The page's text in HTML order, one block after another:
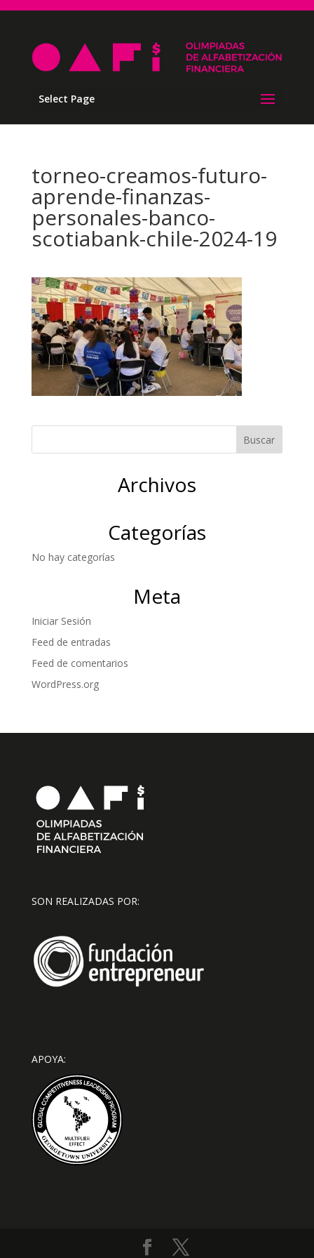
Select Page
torneo-creamos-futuro-
aprende-finanzas-
personales-banco-
scotiabank-chile-2024-19
Archivos
Categorías
No hay categorías
Meta
Iniciar Sesión
Feed de entradas
Feed de comentarios
WordPress.org
SON REALIZADAS POR:
APOYA: